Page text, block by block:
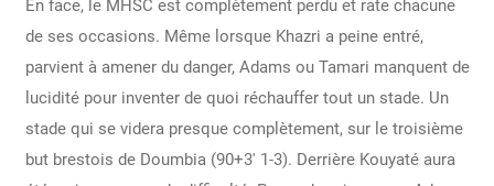
En face, le MHSC est complètement perdu et rate chacune
de ses occasions. Même lorsque Khazri a peine entré,
parvient à amener du danger, Adams ou Tamari manquent de
lucidité pour inventer de quoi réchauffer tout un stade. Un
stade qui se videra presque complètement, sur le troisième
but brestois de Doumbia (90+3′ 1-3). Derrière Kouyaté aura